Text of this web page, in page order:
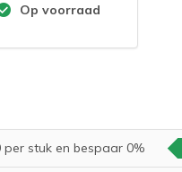
Op voorraad
stuk en bespaar 0%